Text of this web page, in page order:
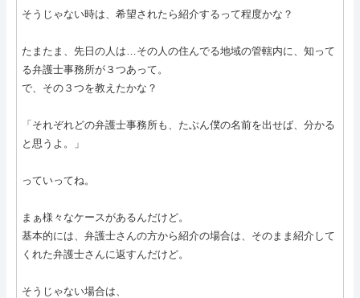
そうじゃない時は、希望されたら紹介するって程度かな？
たまたま、先日の人は…その人の住んでる地域の管轄内に、知って
る弁護士事務所が３つあって。
で、その３つを教えたかな？
「それぞれどの弁護士事務所も、たぶん僕の名前を出せば、分かる
と思うよ。」
っていってね。
まぁ様々なケースがあるんだけど。
基本的には、弁護士さんの方から紹介の場合は、そのまま紹介して
くれた弁護士さんに返すんだけど。
そうじゃない場合は、